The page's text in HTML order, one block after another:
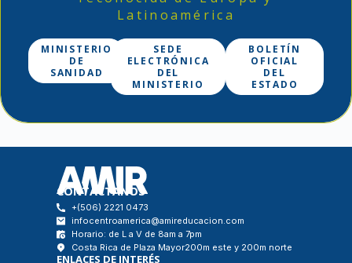
Latinoamérica
MINISTERIO
DE
SANIDAD
SEDE
ELECTRÓNICA
DEL
MINISTERIO
BOLETÍN
OFICIAL
DEL
ESTADO
CONTÁCTANOS
+(506) 2221 0473
infocentroamerica@amireducacion.com
Horario: de L a V de 8am a 7pm
Costa Rica de Plaza Mayor200m este y 200m norte
ENLACES DE INTERÉS